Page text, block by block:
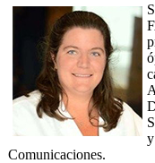
Comunicaciones.​​